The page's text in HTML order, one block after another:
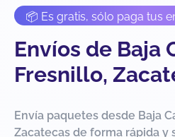
📦 Es gratis, sólo paga tus
Envíos de Baja
Fresnillo,
Envía paquetes desde Baja
Zacatecas de forma rápida y